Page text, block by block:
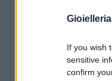
If you wish
sensitive
confirm